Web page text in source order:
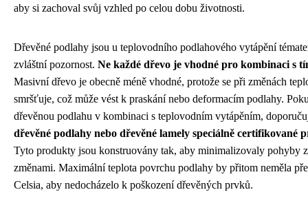
aby si zachoval svůj vzhled po celou dobu životnosti.
Dřevěné podlahy jsou u teplovodního podlahového vytápění
zvláštní pozornost. Ne každé dřevo je vhodné pro kombinaci s
Masivní dřevo je obecně méně vhodné, protože se při změnách
smršťuje, což může vést k praskání nebo deformacím podlahy.
dřevěnou podlahu v kombinaci s teplovodním vytápěním,
dřevěné podlahy nebo dřevěné lamely speciálně certifikované
Tyto produkty jsou konstruovány tak, aby minimalizovaly pohyby
změnami. Maximální teplota povrchu podlahy by přitom neměla
Celsia, aby nedocházelo k poškození dřevěných prvků.